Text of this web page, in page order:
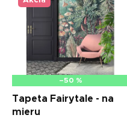
u
k
–50 %
Tapeta Fairytale - na
mieru